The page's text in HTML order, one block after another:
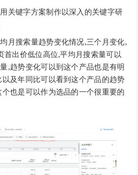
关键字方案制作以深入的关键字研
月搜索量趋势变化情况,三个月变化,
首出价低位高位,平均月搜索量可以
,趋势变化可以到这个产品也是有明
及年同比可以看到这个产品的趋势
也是可以作为选品的一个很重要的